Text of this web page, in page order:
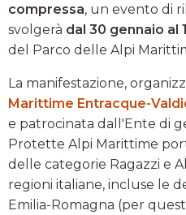
compressa, un evento di
svolgerà dal 30 gennaio al
del Parco delle Alpi
La manifestazione,
Marittime Entracque-
e patrocinata dall'Ente di
Protette Alpi Marittime
delle categorie Ragazzi e
regioni italiane, incluse le
Emilia-Romagna (per